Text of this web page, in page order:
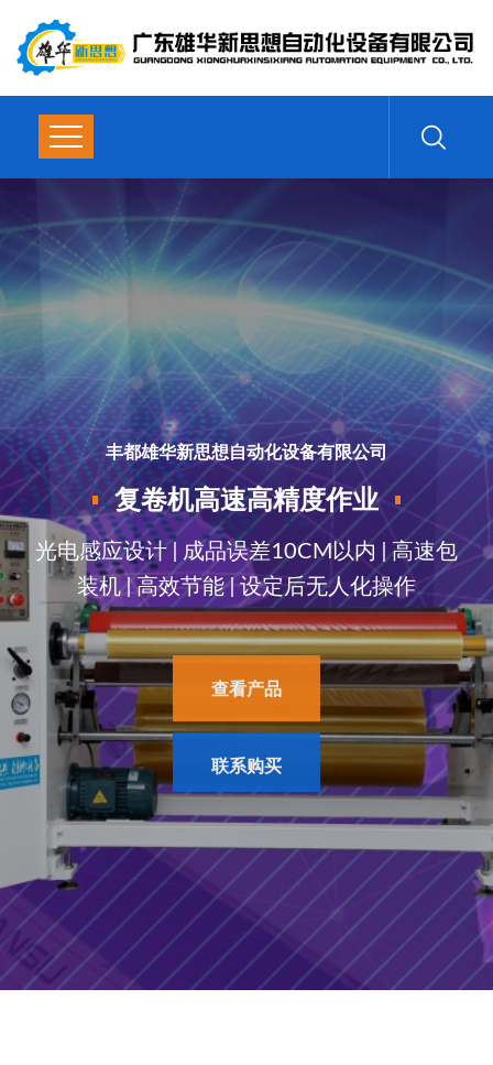
丰都雄华新思想自动化设备有限公司
复卷机高速高精度作业
光电感应设计 | 成品误差10CM以内 | 高速包
装机 | 高效节能 | 设定后无人化操作
查看产品
联系购买